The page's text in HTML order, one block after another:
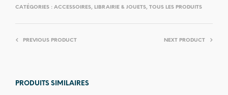
CATÉGORIES : ACCESSOIRES, LIBRAIRIE & JOUETS, TOUS LES PRODUITS
PREVIOUS PRODUCT NEXT PRODUCT
PRODUITS SIMILAIRES